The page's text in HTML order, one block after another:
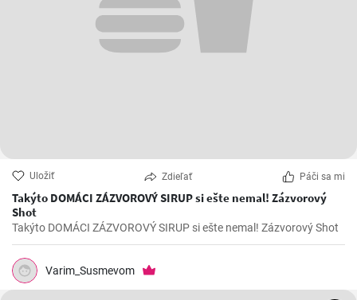
Uložiť Zdieľať Páči sa mi
Takýto DOMÁCI ZÁZVOROVÝ SIRUP si ešte nemal! Zázvorový
Shot
Takýto DOMÁCI ZÁZVOROVÝ SIRUP si ešte nemal! Zázvorový Shot
Varim_Susmevom